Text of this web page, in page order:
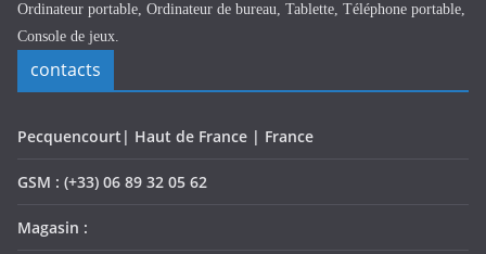
Ordinateur portable, Ordinateur de bureau, Tablette, Téléphone portable,
Console de jeux.
contacts
Pecquencourt| Haut de France | France
GSM : (+33) 06 89 32 05 62
Magasin :